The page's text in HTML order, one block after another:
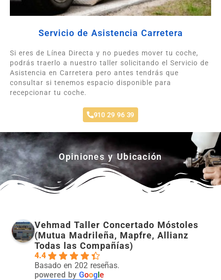
Servicio de Asistencia Carretera
Si eres de Línea Directa y no puedes mover tu coche,
podrás traerlo a nuestro taller solicitando el Servicio de
Asistencia en Carretera pero antes tendrás que
consultar si tenemos espacio disponible para
recepcionar tu coche.
910 29 96 39
Opiniones y Ubicación
Vehmad Taller Concertado Móstoles
(Mutua Madrileña, Mapfre, Allianz
Todas las Compañías)
4.4
Basado en 202 reseñas.
powered by Google